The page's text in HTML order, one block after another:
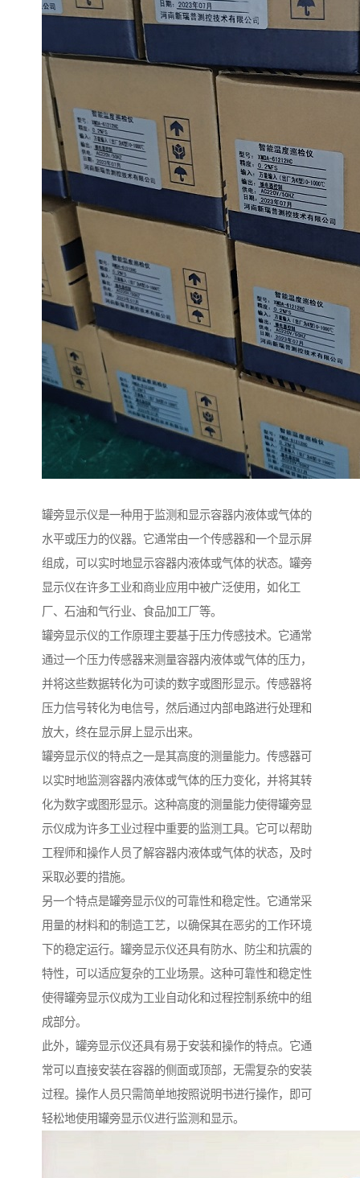
罐旁显示仪是一种用于监测和显示容器内液体或气体的
水平或压力的仪器。它通常由一个传感器和一个显示屏
组成，可以实时地显示容器内液体或气体的状态。罐旁
显示仪在许多工业和商业应用中被广泛使用，如化工
厂、石油和气行业、食品加工厂等。
罐旁显示仪的工作原理主要基于压力传感技术。它通常
通过一个压力传感器来测量容器内液体或气体的压力，
并将这些数据转化为可读的数字或图形显示。传感器将
压力信号转化为电信号，然后通过内部电路进行处理和
放大，终在显示屏上显示出来。
罐旁显示仪的特点之一是其高度的测量能力。传感器可
以实时地监测容器内液体或气体的压力变化，并将其转
化为数字或图形显示。这种高度的测量能力使得罐旁显
示仪成为许多工业过程中重要的监测工具。它可以帮助
工程师和操作人员了解容器内液体或气体的状态，及时
采取必要的措施。
另一个特点是罐旁显示仪的可靠性和稳定性。它通常采
用量的材料和的制造工艺，以确保其在恶劣的工作环境
下的稳定运行。罐旁显示仪还具有防水、防尘和抗震的
特性，可以适应复杂的工业场景。这种可靠性和稳定性
使得罐旁显示仪成为工业自动化和过程控制系统中的组
成部分。
此外，罐旁显示仪还具有易于安装和操作的特点。它通
常可以直接安装在容器的侧面或顶部，无需复杂的安装
过程。操作人员只需简单地按照说明书进行操作，即可
轻松地使用罐旁显示仪进行监测和显示。